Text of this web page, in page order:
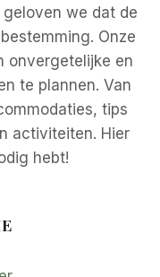
geloven we dat de
Onze
onvergetelijke en
te plannen. Van
tips
activiteiten. Hier
hebt!